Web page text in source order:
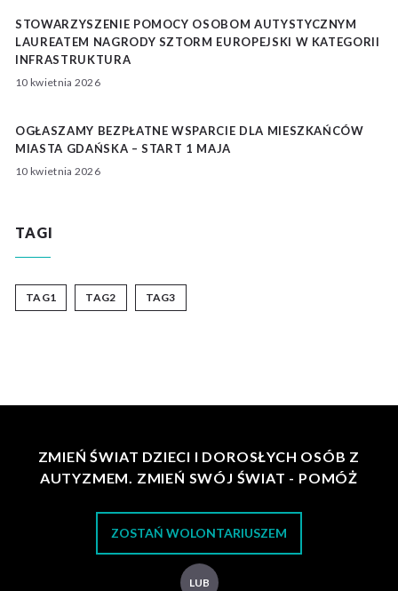
STOWARZYSZENIE POMOCY OSOBOM AUTYSTYCZNYM
LAUREATEM NAGRODY SZTORM EUROPEJSKI W KATEGORII
INFRASTRUKTURA
10 kwietnia 2026
OGŁASZAMY BEZPŁATNE WSPARCIE DLA MIESZKAŃCÓW
MIASTA GDAŃSKA – START 1 MAJA
10 kwietnia 2026
TAGI
TAG1 TAG2 TAG3
ZMIEŃ ŚWIAT DZIECI I DOROSŁYCH OSÓB Z
AUTYZMEM. ZMIEŃ SWÓJ ŚWIAT - POMÓŻ
ZOSTAŃ WOLONTARIUSZEM
LUB